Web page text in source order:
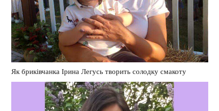
Як бриківчанка Ірина Легусь творить солодку смакоту